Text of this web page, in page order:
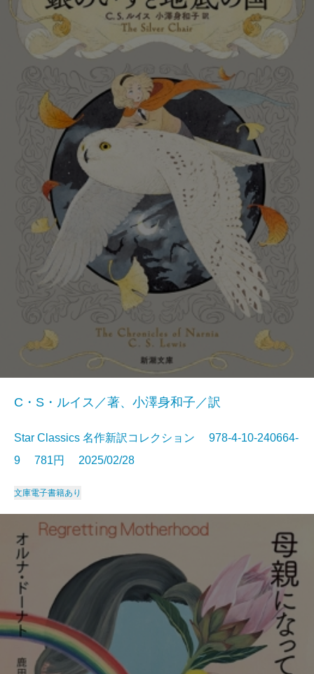
C・S・ルイス／著、小澤身和子／訳
Star Classics 名作新訳コレクション 978-4-10-240664-
9 781円 2025/02/28
文庫電子書籍あり